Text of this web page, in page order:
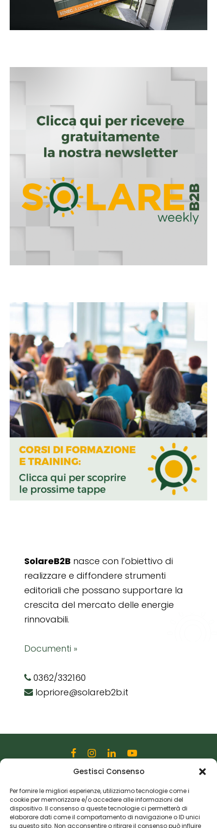
Gestisci Consenso
Per fornire le migliori esperienze, utilizziamo tecnologie come i
cookie per memorizzare e/o accedere alle informazioni del
dispositivo. Il consenso a queste tecnologie ci permetterà di
elaborare dati come il comportamento di navigazione o ID unici
su questo sito. Non acconsentire o ritirare il consenso può influire
SolareB2B nasce con l’obiettivo di
realizzare e diffondere strumenti
editoriali che possano supportare la
crescita del mercato delle energie
rinnovabili.
Documenti »
0362/332160
lopriore@solareb2b.it
Via Martiri della Libertà, 28
20833 Giussano (MB)
P.I. 06982770965